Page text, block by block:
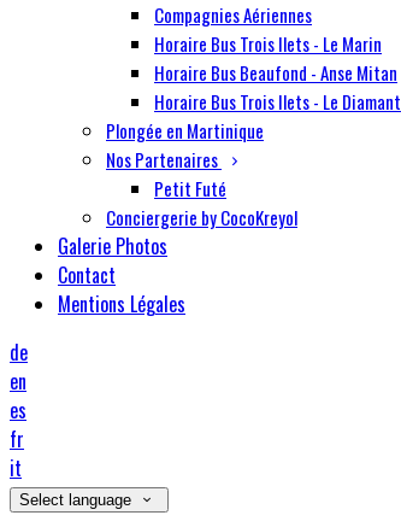
Compagnies Aériennes
Horaire Bus Trois Ilets - Le Marin
Horaire Bus Beaufond - Anse Mitan
Horaire Bus Trois Ilets - Le Diamant
Plongée en Martinique
Nos Partenaires
Petit Futé
Conciergerie by CocoKreyol
Galerie Photos
Contact
Mentions Légales
de
en
es
fr
it
Select language